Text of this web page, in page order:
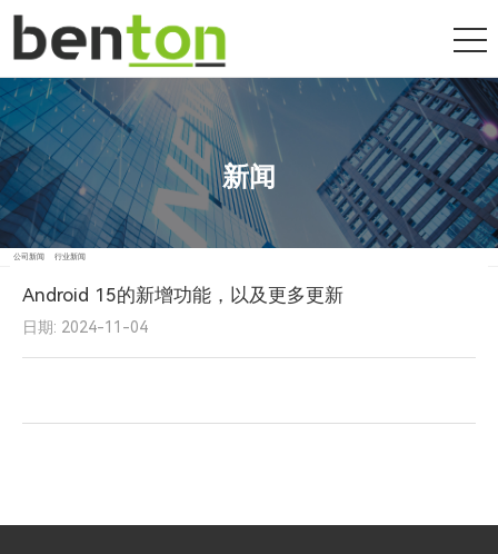
新闻
公司新闻 行业新闻
Android 15的新增功能，以及更多更新
日期: 2024-11-04